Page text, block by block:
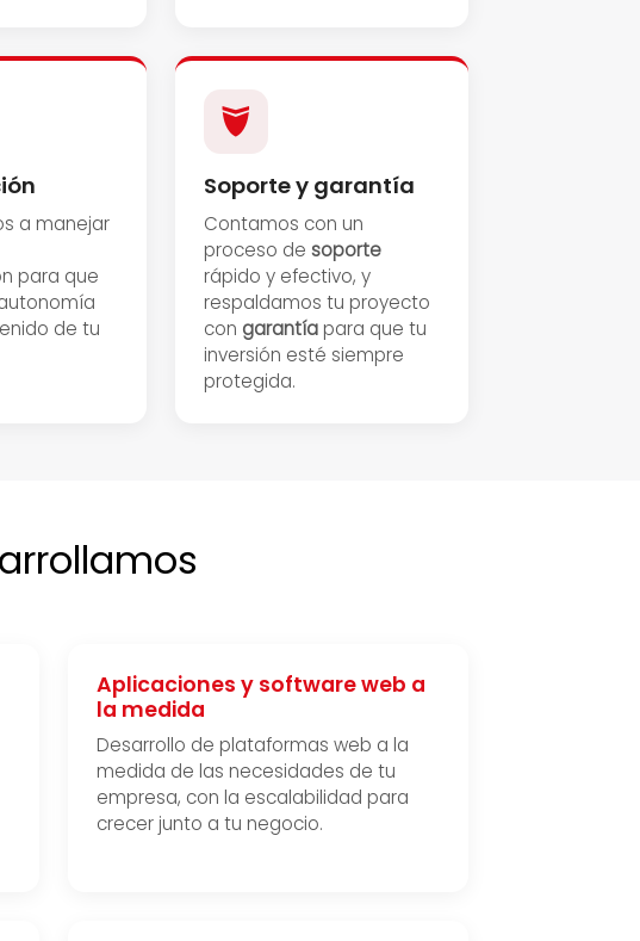
a manejar
para que
de tu
Soporte y garantía
Contamos con un
proceso de soporte
rápido y efectivo, y
respaldamos tu proyecto
con garantía para que tu
inversión esté siempre
protegida.
Aplicaciones y software web a
la medida
Desarrollo de plataformas web a la
medida de las necesidades de tu
empresa, con la escalabilidad para
crecer junto a tu negocio.